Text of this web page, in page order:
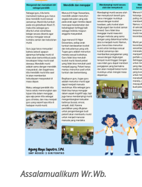
Assalamualikum Wr.Wb.